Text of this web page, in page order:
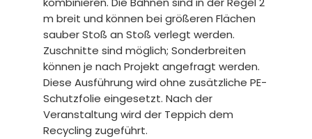
m breit und können bei größeren Flächen
sauber Stoß an Stoß verlegt werden.
Zuschnitte sind möglich; Sonderbreiten
können je nach Projekt angefragt werden.
Diese Ausführung wird ohne zusätzliche PE-
Schutzfolie eingesetzt. Nach der
Veranstaltung wird der Teppich dem
Recycling zugeführt.